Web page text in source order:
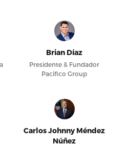
Brian Díaz
Presidente & Fundador
Pacifico Group
Carlos Johnny Méndez
Núñez